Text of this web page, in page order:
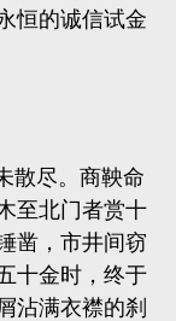
恒的诚信试金
尽。商鞅命
至北门者赏十
凿，市井间窃
十金时，终于
沾满衣襟的刹